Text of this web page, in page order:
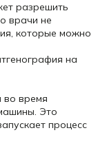
разрешить
врачи не
которые можно
на
во время
Это
процесс